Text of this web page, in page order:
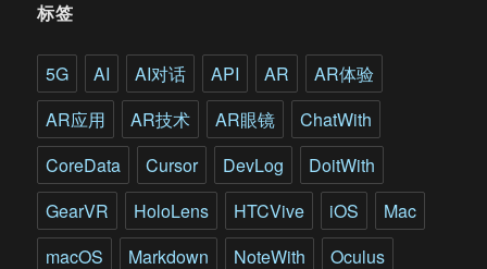
何
航
空
飞
更
标签
5G AI AI对话 API AR
AR体验
AR应用
AR技术 AR眼镜
ChatWith
CoreData
Cursor DevLog
DoitWith
GearVR
HoloLens HTCVive iOS
Mac
macOS
Markdown NoteWith
Oculus